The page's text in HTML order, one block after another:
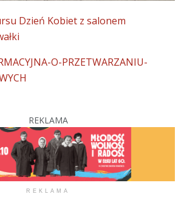
Dzień Kobiet z salonem
O-PRZETWARZANIU-
REKLAMA
REKLAMA